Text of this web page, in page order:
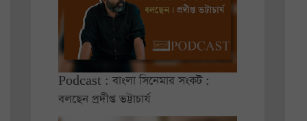
Podcast : বাংলা সিনেমার সংকট :
বলছেন প্রদীপ্ত ভট্টাচার্য